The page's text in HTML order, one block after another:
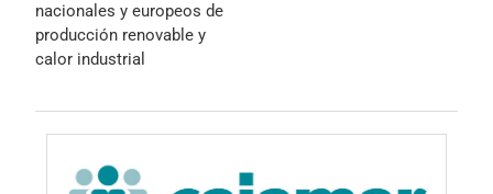
nacionales y europeos de
producción renovable y
calor industrial